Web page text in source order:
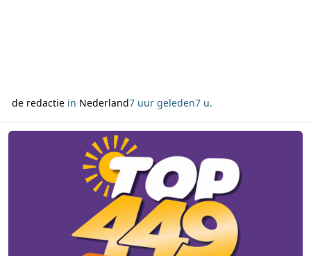
de redactiein Nederland7 uur geleden7 u.
Lees meer over 4EVER49 Radio start maandag met de eerste